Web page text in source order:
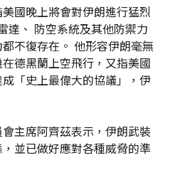
國晚上將會對伊朗進行猛烈
達、 防空系統及其他防禦力
不復存在。 他形容伊朗毫無
德黑蘭上空飛行，又指美國
「史上最偉大的協議」，伊
主席阿齊茲表示，伊朗武裝
並已做好應對各種威脅的準